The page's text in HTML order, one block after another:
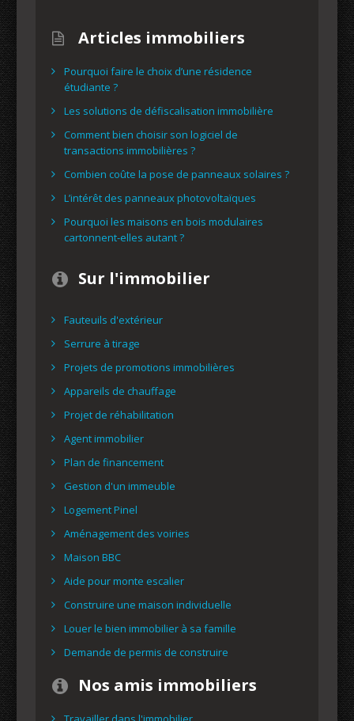
Articles immobiliers
Pourquoi faire le choix d’une résidence
étudiante ?
Les solutions de défiscalisation immobilière
Comment bien choisir son logiciel de
transactions immobilières ?
Combien coûte la pose de panneaux solaires ?
L’intérêt des panneaux photovoltaïques
Pourquoi les maisons en bois modulaires
cartonnent-elles autant ?
Sur l'immobilier
Fauteuils d'extérieur
Serrure à tirage
Projets de promotions immobilières
Appareils de chauffage
Projet de réhabilitation
Agent immobilier
Plan de financement
Gestion d'un immeuble
Logement Pinel
Aménagement des voiries
Maison BBC
Aide pour monte escalier
Construire une maison individuelle
Louer le bien immobilier à sa famille
Demande de permis de construire
Nos amis immobiliers